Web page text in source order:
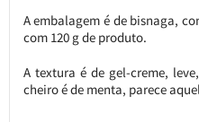
A embalagem é de bisnaga,
com 120 g de produto.
A textura é de gel-creme,
cheiro é de menta, parece